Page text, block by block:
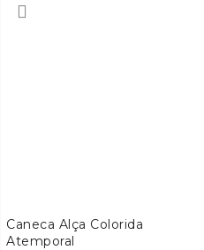
Caneca Alça Colorida
Atemporal